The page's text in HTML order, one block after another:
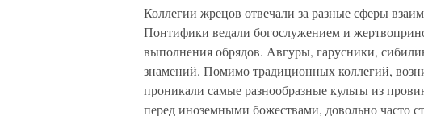
Коллегии жрецов отвечали за разные сферы
Понтифики ведали богослужением и
выполнения обрядов. Авгуры, гарусники,
знамений. Помимо традиционных коллегий,
проникали самые разнообразные культы из
перед иноземными божествами, довольно часто